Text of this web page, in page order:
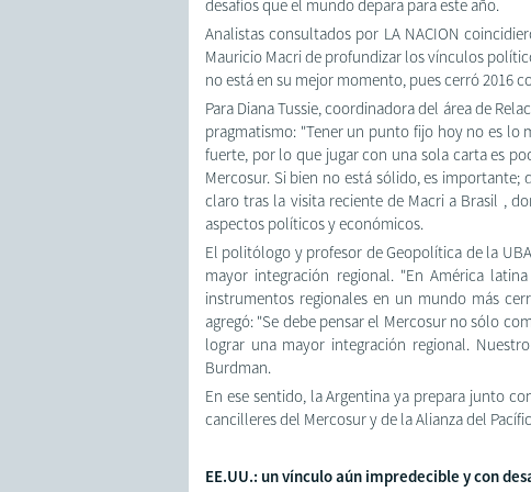
desafíos que el mundo depara para este año.
Analistas consultados por LA NACION
Mauricio Macri de profundizar los vínculos
no está en su mejor momento, pues cerró 2016
Para Diana Tussie, coordinadora del área de
pragmatismo: "Tener un punto fijo hoy no es lo
fuerte, por lo que jugar con una sola carta es
Mercosur. Si bien no está sólido, es importante;
claro tras la visita reciente de Macri a Brasil ,
aspectos políticos y económicos.
El politólogo y profesor de Geopolítica de la
mayor integración regional. "En América
instrumentos regionales en un mundo más
agregó: "Se debe pensar el Mercosur no sólo
lograr una mayor integración regional.
Burdman.
En ese sentido, la Argentina ya prepara junto
cancilleres del Mercosur y de la Alianza del
EE.UU.: un vínculo aún impredecible y con